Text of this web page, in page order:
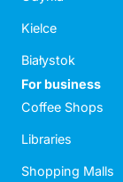
Kielce
Białystok
For business
Coffee Shops
Libraries
Shopping Malls